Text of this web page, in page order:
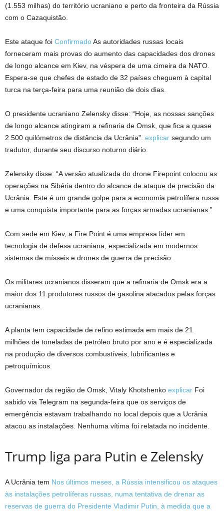
(1.553 milhas) do território ucraniano e perto da fronteira da Rússia
com o Cazaquistão.
Este ataque foi ConfirmadoAs autoridades russas locais
forneceram mais provas do aumento das capacidades dos drones
de longo alcance em Kiev, na véspera de uma cimeira da NATO.
Espera-se que chefes de estado de 32 países cheguem à capital
turca na terça-feira para uma reunião de dois dias.
O presidente ucraniano Zelensky disse: “Hoje, as nossas sanções
de longo alcance atingiram a refinaria de Omsk, que fica a quase
2.500 quilómetros de distância da Ucrânia”. explicar segundo um
tradutor, durante seu discurso noturno diário.
Zelensky disse: “A versão atualizada do drone Firepoint colocou as
operações na Sibéria dentro do alcance de ataque de precisão da
Ucrânia. Este é um grande golpe para a economia petrolífera russa
e uma conquista importante para as forças armadas ucranianas.”
Com sede em Kiev, a Fire Point é uma empresa líder em
tecnologia de defesa ucraniana, especializada em modernos
sistemas de mísseis e drones de guerra de precisão.
Os militares ucranianos disseram que a refinaria de Omsk era a
maior dos 11 produtores russos de gasolina atacados pelas forças
ucranianas.
A planta tem capacidade de refino estimada em mais de 21
milhões de toneladas de petróleo bruto por ano e é especializada
na produção de diversos combustíveis, lubrificantes e
petroquímicos.
Governador da região de Omsk, Vitaly Khotshenko explicar Foi
sabido via Telegram na segunda-feira que os serviços de
emergência estavam trabalhando no local depois que a Ucrânia
atacou as instalações. Nenhuma vítima foi relatada no incidente.
Trump liga para Putin e Zelensky
A Ucrânia tem Nos últimos meses, a Rússia intensificou os ataques
às instalações petrolíferas russas, numa tentativa de drenar as
reservas de guerra do Presidente Vladimir Putin, à medida que a